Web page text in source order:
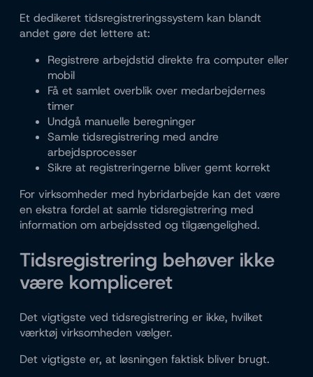
Et dedikeret tidsregistreringssystem kan blandt
andet gøre det lettere at:
Registrere arbejdstid direkte fra computer eller
mobil
Få et samlet overblik over medarbejdernes
timer
Undgå manuelle beregninger
Samle tidsregistrering med andre
arbejdsprocesser
Sikre at registreringerne bliver gemt korrekt
For virksomheder med hybridarbejde kan det være
en ekstra fordel at samle tidsregistrering med
information om arbejdssted og tilgængelighed.
Tidsregistrering behøver ikke
være kompliceret
Det vigtigste ved tidsregistrering er ikke, hvilket
værktøj virksomheden vælger.
Det vigtigste er, at løsningen faktisk bliver brugt.